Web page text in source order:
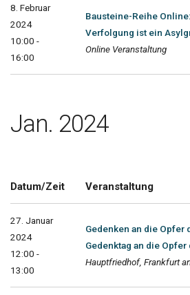
8. Februar
2024
10:00 -
16:00
Bausteine-Reihe
Verfolgung ist ein
Online Veranstaltung
Jan. 2024
Datum/Zeit Veranstaltung
27. Januar
2024
12:00 -
13:00
Gedenken an die Opfer
Gedenktag an die
Hauptfriedhof, Frankfurt